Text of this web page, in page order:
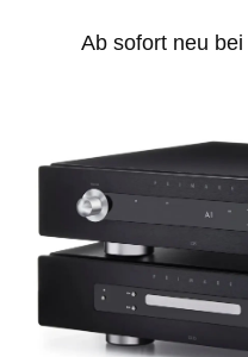
Ab sofort neu